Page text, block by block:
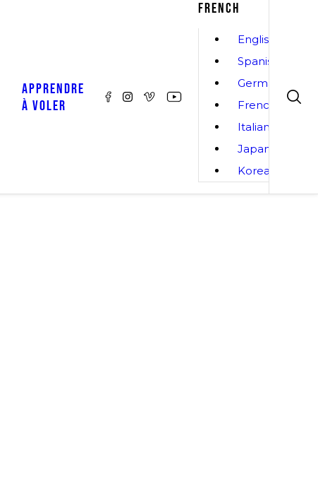
APPRENDRE
À VOLER
FRENCH
English
Spanish
German
French
Italian
Japanese
Korean